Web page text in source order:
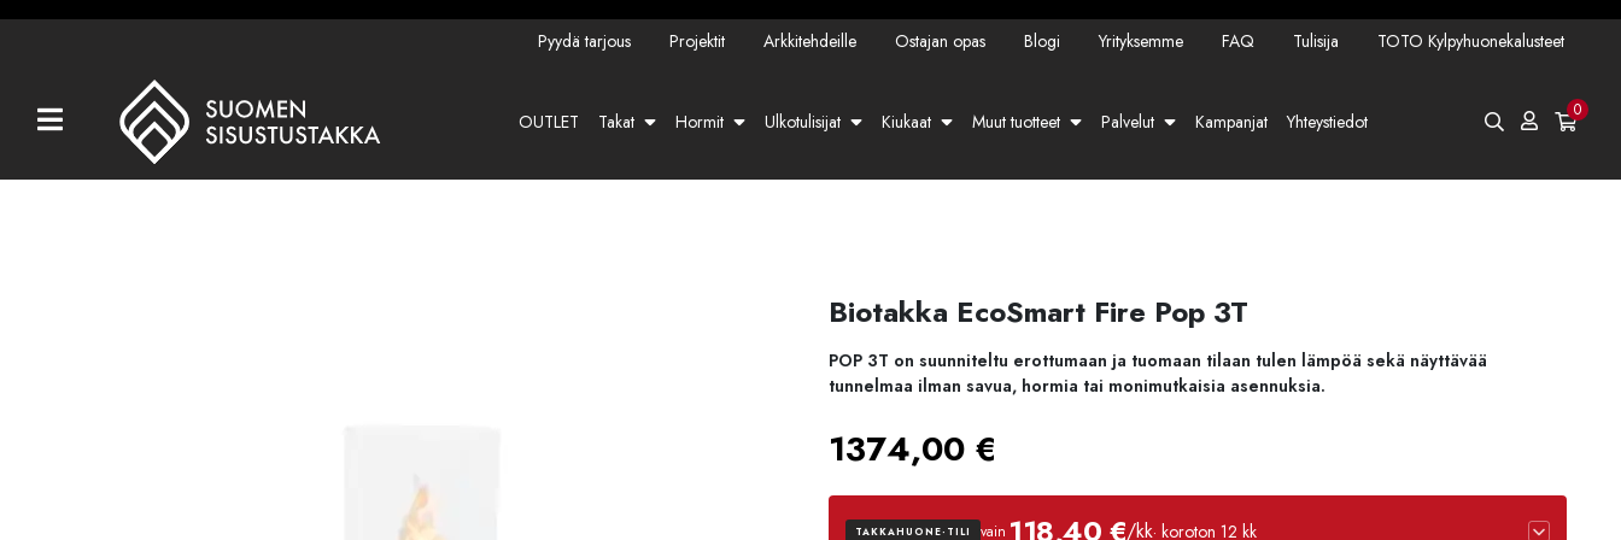
Kaikki tuotteet
Pyydä tarjous Projektit Arkkitehdeille Ostajan opas Blogi Yrityksemme FAQ Tulisija TOTO Kylpyhuonekalusteet
OUTLET Takat Hormit Ulkotulisijat Kiukaat Muut tuotteet Palvelut Kampanjat Yhteystiedot 0
Biotakka EcoSmart Fire Pop 3T
POP 3T on suunniteltu erottumaan ja tuomaan tilaan tulen lämpöä sekä näyttävää
tunnelmaa ilman savua, hormia tai monimutkaisia asennuksia.
1374,00 €
TAKKAHUONE-TILI vain 118,40 €/kk· koroton 12 kk